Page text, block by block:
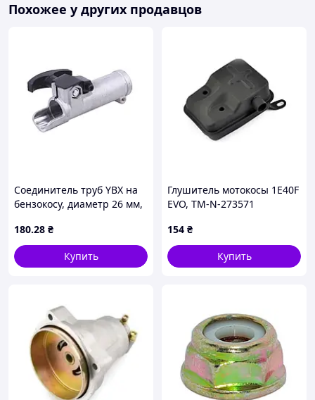
Похожее у других продавцов
Соединитель труб YBX на
бензокосу, диаметр 26 мм,
180.28 ₴
Купить
Глушитель мотокосы 1E40F
EVO, TM-N-273571
154 ₴
Купить